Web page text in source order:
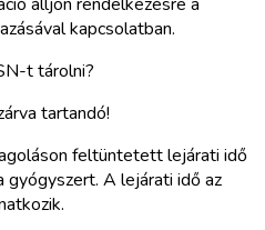
kapcsolatban.
t tárolni?
tartandó!
feltüntetett lejárati idő
gyógyszert. A lejárati idő az